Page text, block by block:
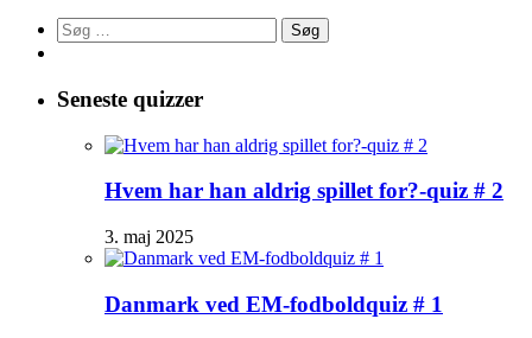
Søg
efter:
Seneste quizzer
Hvem har han aldrig spillet for?-quiz # 2
3. maj 2025
Danmark ved EM-fodboldquiz # 1